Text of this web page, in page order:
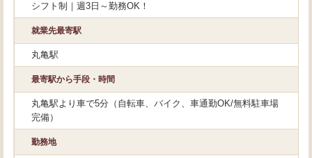
シフト制｜週3日～勤務OK！
就業先最寄駅
丸亀駅
最寄駅から手段・時間
丸亀駅より車で5分（自転車、バイク、車通勤OK/無料駐車場
完備）
勤務地